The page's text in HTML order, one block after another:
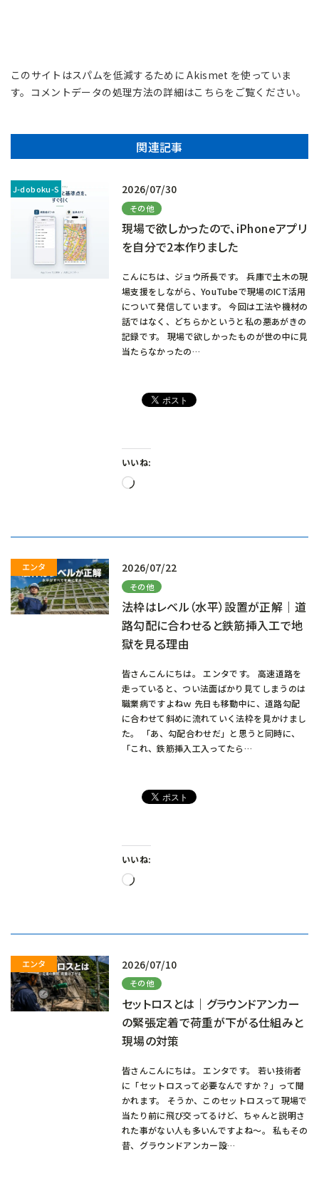
このサイトはスパムを低減するために Akismet を使っていま
す。 コメントデータの処理方法の詳細はこちらをご覧ください。
関連記事
2026/07/30
その他
現場で欲しかったので、iPhoneアプリ
を自分で2本作りました
こんにちは、ジョウ所長です。 兵庫で土木の現
場支援をしながら、YouTubeで現場のICT活用
について発信しています。 今回は工法や機材の
話ではなく、どちらかというと私の悪あがきの
記録です。 現場で欲しかったものが世の中に見
当たらなかったの…
いいね:
読
2026/07/22
その他
法枠はレベル（水平）設置が正解｜道
路勾配に合わせると鉄筋挿入工で地
獄を見る理由
皆さんこんにちは。 エンタです。 高速道路を
走っていると、つい法面ばかり見てしまうのは
職業病ですよねｗ 先日も移動中に、道路勾配
に合わせて斜めに流れていく法枠を見かけまし
た。 「あ、勾配合わせだ」と思うと同時に、
「これ、鉄筋挿入工入ってたら…
いいね:
読
2026/07/10
その他
セットロスとは｜グラウンドアンカー
の緊張定着で荷重が下がる仕組みと
現場の対策
皆さんこんにちは。 エンタです。 若い技術者
に「セットロスって必要なんですか？」って聞
かれます。 そうか、このセットロスって現場で
当たり前に飛び交ってるけど、ちゃんと説明さ
れた事がない人も多いんですよね～。 私もその
昔、グラウンドアンカー設…